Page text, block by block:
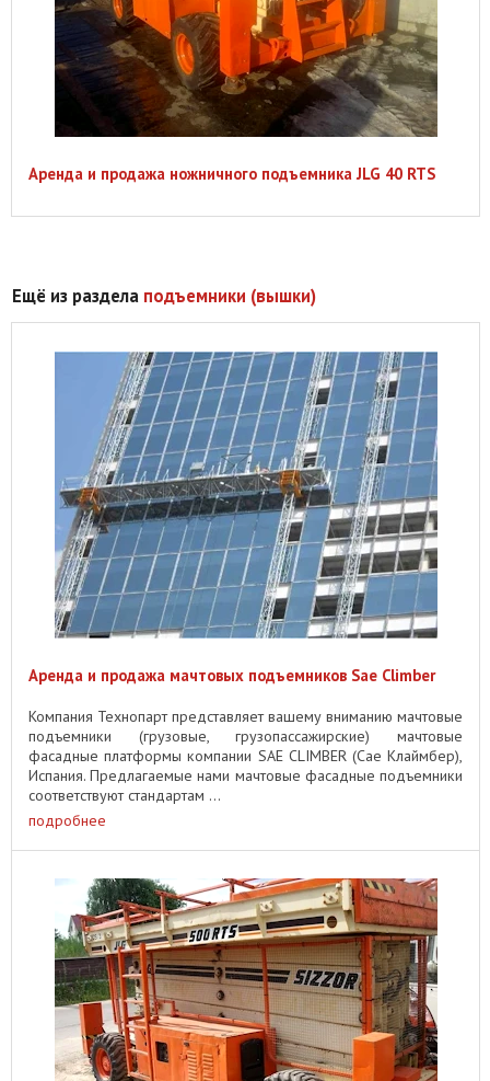
Аренда и продажа ножничного подъемника JLG 40 RTS
Ещё из раздела подъемники (вышки)
Аренда и продажа мачтовых подъемников Sae Climber
Компания Технопарт представляет вашему вниманию мачтовые
подъемники (грузовые, грузопассажирские) мачтовые
фасадные платформы компании SAE CLIMBER (Сае Клаймбер),
Испания. Предлагаемые нами мачтовые фасадные подъемники
соответствуют стандартам ...
подробнее